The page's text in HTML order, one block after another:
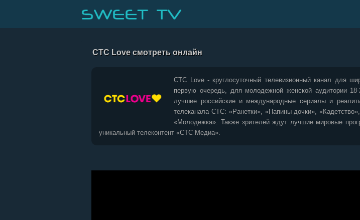
СТС Love смотреть онлайн
CTC Love - круглосуточный телевизионный канал для
первую очередь, для молодежной женской аудитории
лучшие российские и международные сериалы и
телеканала СТС: «Ранетки», «Папины дочки»,
«Молодежка». Также зрителей ждут лучшие мировые
уникальный телеконтент «СТС Медиа».